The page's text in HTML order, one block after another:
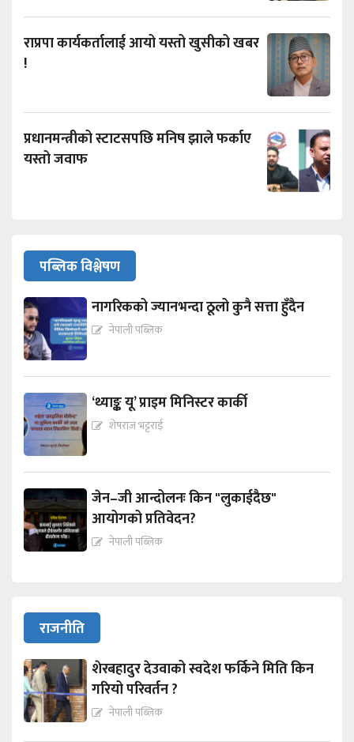
राप्रपा कार्यकर्तालाई आयो यस्तो खुसीको खबर
!
प्रधानमन्त्रीको स्टाटसपछि मनिष झाले फर्काए
यस्तो जवाफ
पब्लिक विश्लेषण
नागरिकको ज्यानभन्दा ठूलो कुनै सत्ता हुँदैन
नेपाली पब्लिक
‘थ्याङ्क यू’ प्राइम मिनिस्टर कार्की
शेषराज भट्टराई
जेन–जी आन्दोलनः किन "लुकाईदैछ"
आयोगको प्रतिवेदन?
नेपाली पब्लिक
राजनीति
शेरबहादुर देउवाको स्वदेश फर्किने मिति किन
गरियो परिवर्तन ?
नेपाली पब्लिक